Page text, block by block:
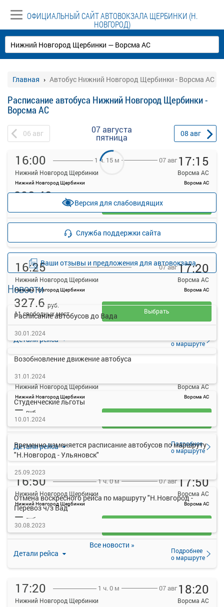
ОФИЦИАЛЬНЫЙ САЙТ АВТОВОКЗАЛА ЩЕРБИНКИ (Н.
НОВГОРОД)
Главная Автобус Нижний Новгород Щербинки - Ворсма АС
Расписание автобуса Нижний Новгород Щербинки -
Ворсма АС
06 авг 07 августа
пятница 08 авг
16:00
Нижний Новгород Щербинки
Нижний Новгород Щербинки
1 ч. 15 м 07 авг 17:15
Ворсма АС
Ворсма АС
298.48
руб.
10 свободных мест
Выбрать
16:25
Нижний Новгород Щербинки
Нижний Новгород Щербинки
07 авг17:20
Ворсма АС
Ворсма АС
Детали рейса
о маршруте
327.6 руб.
11 свободных мест
Выбрать
16:45
Нижний Новгород Щербинки
Нижний Новгород Щербинки
Ворсма АС
Ворсма АС
Детали рейса
Подробнее
о маршруте
— руб.
35 свободных мест
16:50
Нижний Новгород Щербинки
Нижний Новгород Щербинки
1 ч. 0 м 07 авг17:50
Ворсма АС
Ворсма АС
Детали рейса
Подробнее
о маршруте
— руб.
17:20
Нижний Новгород Щербинки
1 ч. 0 м 07 авг 18:20
Ворсма АС
Версия для слабовидящих
Служба поддержки сайта
Ваши отзывы и предложения для автовокзала
Новости
Расписание автобусов до Вада
30.01.2024
Возобновление движение автобуса
31.01.2024
Студенческие льготы
10.01.2024
Временно изменяется расписание автобусов по маршруту
"Н.Новгород - Ульяновск"
25.09.2023
Отмена воскресного рейса по маршруту "Н.Новгород -
Перевоз ч/з Вад"
30.08.2023
Все новости »